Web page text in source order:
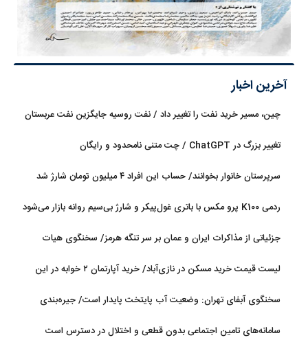
آخرین اخبار
چین، مسیر خرید نفت را تغییر داد / نفت روسیه جایگزین نفت عربستان
تغییر بزرگ در ChatGPT / چت متنی نامحدود و رایگان
سرپرستان خانوار بخوانند/ حساب این افراد ۴ میلیون تومان شارژ شد
ردمی K100 پرو مکس با باتری غول‌پیکر و شارژ بی‌سیم روانه بازار می‌شود
جزئیاتی از مذاکرات ایران و عمان بر سر تنگه هرمز/ سخنگوی هیات
لیست قیمت خرید مسکن در نازی‌آباد/ خرید آپارتمان ۲ خوابه در این
سخنگوی آبفای تهران: وضعیت آب پایتخت پایدار است/ جیره‌بندی
سامانه‌های تامین اجتماعی بدون قطعی و اختلال در دسترس است